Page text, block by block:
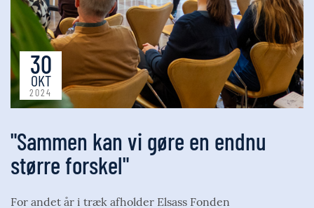
30
OKT
2024
"Sammen kan vi gøre en endnu
større forskel"
For andet år i træk afholder Elsass Fonden